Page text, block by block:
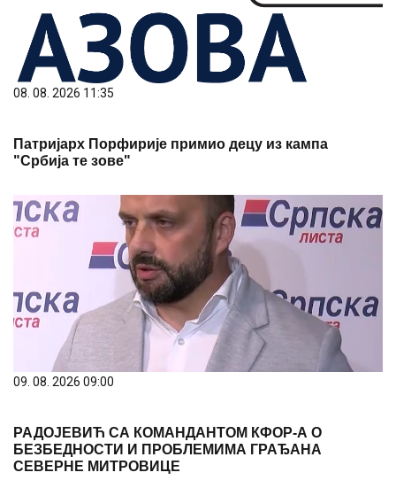
08. 08. 2026 11:35
Патријарх Порфирије примио децу из кампа
"Србија те зове"
09. 08. 2026 09:00
РАДОЈЕВИЋ СА КОМАНДАНТОМ КФОР-А О
БЕЗБЕДНОСТИ И ПРОБЛЕМИМА ГРАЂАНА
СЕВЕРНЕ МИТРОВИЦЕ